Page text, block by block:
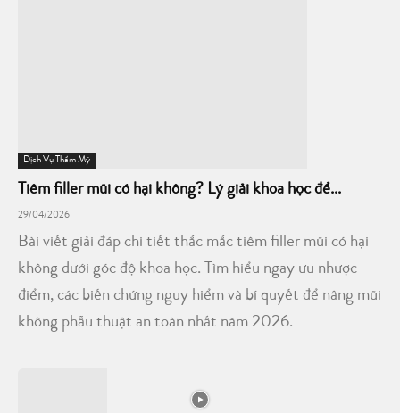
Dịch Vụ Thẩm Mỹ
Tiêm filler mũi có hại không? Lý giải khoa học để...
29/04/2026
Bài viết giải đáp chi tiết thắc mắc tiêm filler mũi có hại
không dưới góc độ khoa học. Tìm hiểu ngay ưu nhược
điểm, các biến chứng nguy hiểm và bí quyết để nâng mũi
không phẫu thuật an toàn nhất năm 2026.